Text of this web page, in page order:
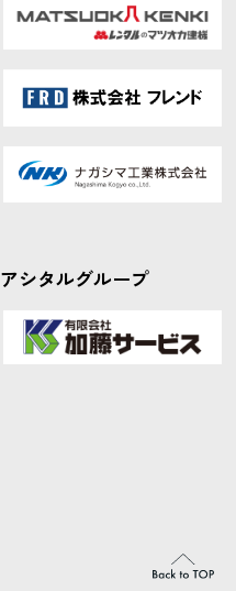
アシタルグループ